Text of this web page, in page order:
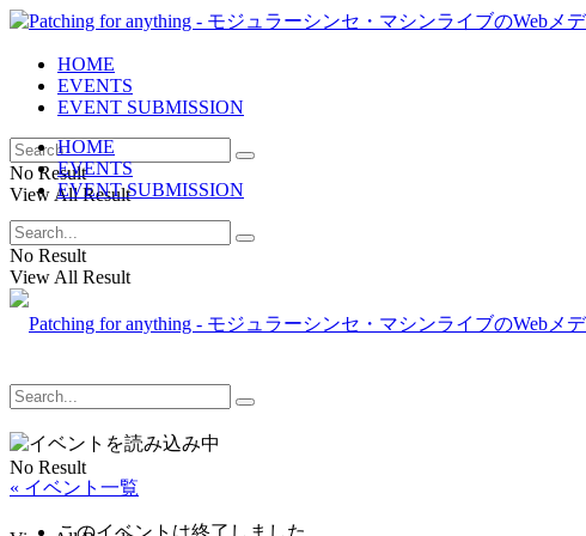
HOME
EVENTS
EVENT SUBMISSION
No Result
View All Result
HOME
EVENTS
EVENT SUBMISSION
No Result
View All Result
No Result
« イベント一覧
このイベントは終了しました。